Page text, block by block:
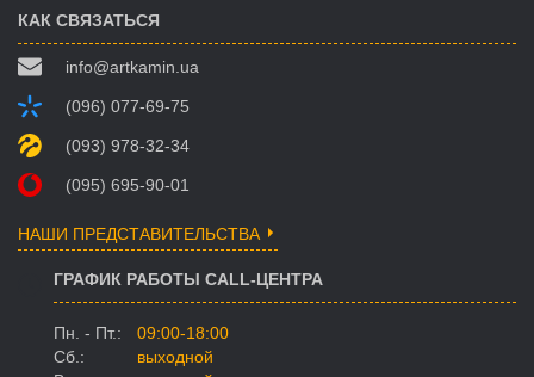
КАК СВЯЗАТЬСЯ
info@artkamin.ua
(096) 077-69-75
(093) 978-32-34
(095) 695-90-01
НАШИ ПРЕДСТАВИТЕЛЬСТВА
ГРАФИК РАБОТЫ CALL-ЦЕНТРА
Пн. - Пт.:
09:00-18:00
Сб.:
выходной